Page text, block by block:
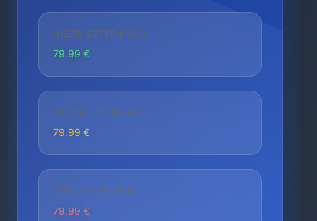
NIEDRIGSTER PREIS
79.99 €
AKTUELLER PREIS
79.99 €
HÖCHSTER PREIS
79.99 €